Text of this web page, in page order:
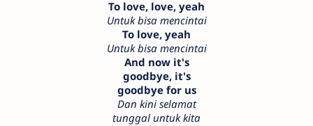
To love, love, yeah
Untuk bisa mencintai
To love, yeah
Untuk bisa mencintai
And now it's
goodbye, it's
goodbye for us
Dan kini selamat
tunggal untuk kita